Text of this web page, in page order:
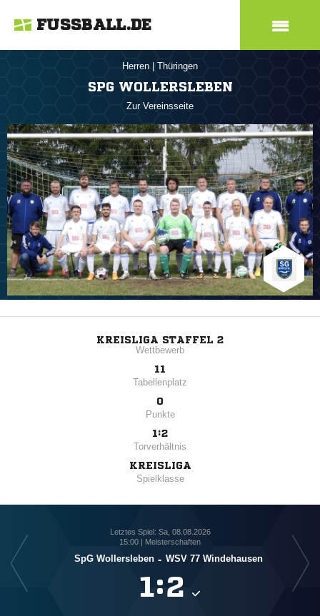
FUSSBALL.DE
Herren Thüringen
SPG WOLLERSLEBEN
Zur Vereinsseite
KREISLIGA STAFFEL 2
Wettbewerb
11
Tabellenplatz
0
Punkte
1:2
Torverhältnis
KREISLIGA
Spielklasse
Letztes Spiel: Sa, 08.08.2026
15:00 | Meisterschaften
SpG Wollersleben - WSV 77 Windehausen
: